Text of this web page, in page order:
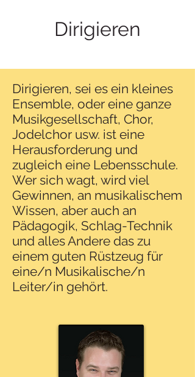
Dirigieren
Dirigieren, sei es ein kleines
Ensemble, oder eine ganze
Musikgesellschaft, Chor,
Jodelchor usw. ist eine
Herausforderung und
zugleich eine Lebensschule.
Wer sich wagt, wird viel
Gewinnen, an musikalischem
Wissen, aber auch an
Pädagogik, Schlag-Technik
und alles Andere das zu
einem guten Rüstzeug für
eine/n Musikalische/n
Leiter/in gehört.